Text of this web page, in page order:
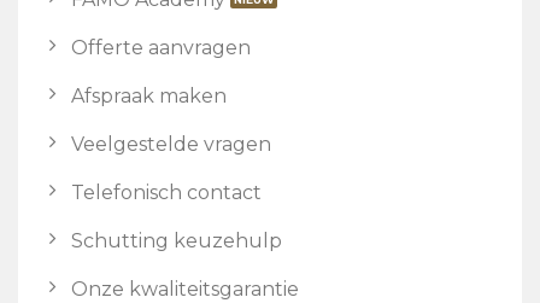
Offerte aanvragen
Afspraak maken
Veelgestelde vragen
Telefonisch contact
Schutting keuzehulp
Onze kwaliteitsgarantie